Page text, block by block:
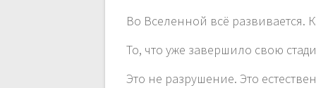
Во Вселенной всё развивается.
То, что уже завершило свою
Это не разрушение. Это